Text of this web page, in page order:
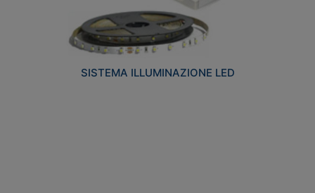
SISTEMA ILLUMINAZIONE LED